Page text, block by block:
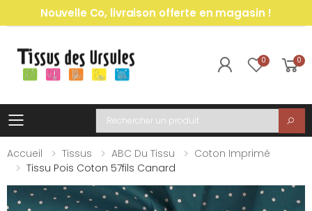
Nouvelle Co, livraison offerte en magasin !
0 0
Toggle mobile menu
Recherche
Accueil
Tissus ABC Du Tissu
Coton Imprimé
Tissu Pois Coton 57fils Canard